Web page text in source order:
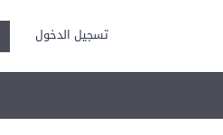
تسجيل الدخول